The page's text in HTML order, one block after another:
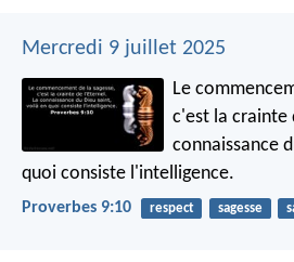
Mercredi 9 juillet 2025
Le
c'est la crainte
connaissance
quoi consiste l'intelligence.
Proverbes 9:10 respect sagesse